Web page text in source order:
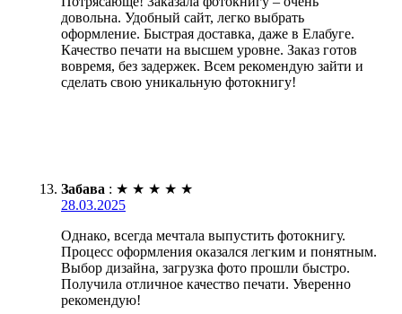
довольна. Удобный сайт, легко выбрать
оформление. Быстрая доставка, даже в Елабуге.
Качество печати на высшем уровне. Заказ готов
вовремя, без задержек. Всем рекомендую зайти и
сделать свою уникальную фотокнигу!
Забава : ★ ★ ★ ★ ★
28.03.2025
Однако, всегда мечтала выпустить фотокнигу.
Процесс оформления оказался легким и понятным.
Выбор дизайна, загрузка фото прошли быстро.
Получила отличное качество печати. Уверенно
рекомендую!